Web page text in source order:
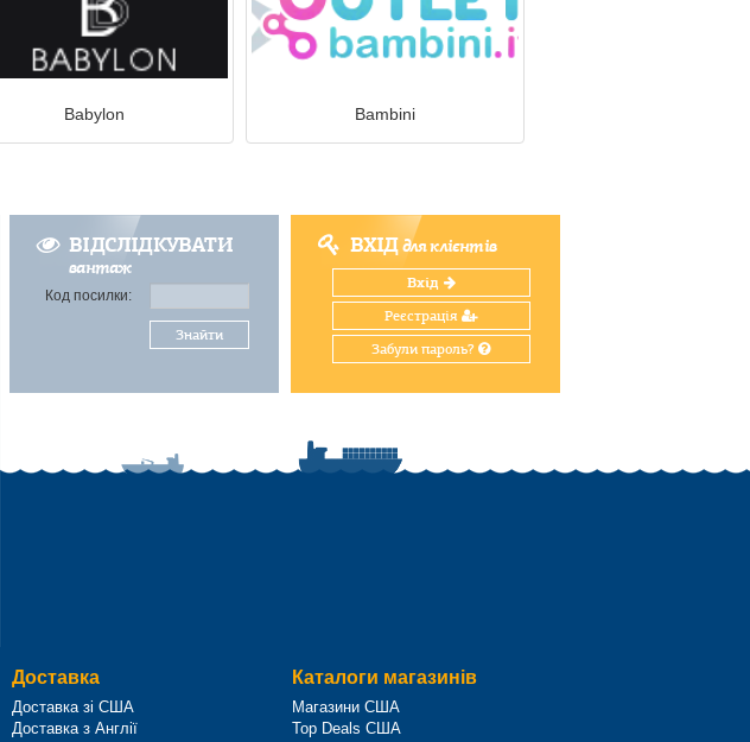
Babylon Bambini
ВІДСЛІДКУВАТИ
вантаж
Код посилки:
Знайти
ВХІДдля клієнтів
Вхід
Реєстрація
Забули пароль?
Доставка
Доставка зі США
Доставка з Англії
Каталоги магазинів
Магазини США
Top Deals США